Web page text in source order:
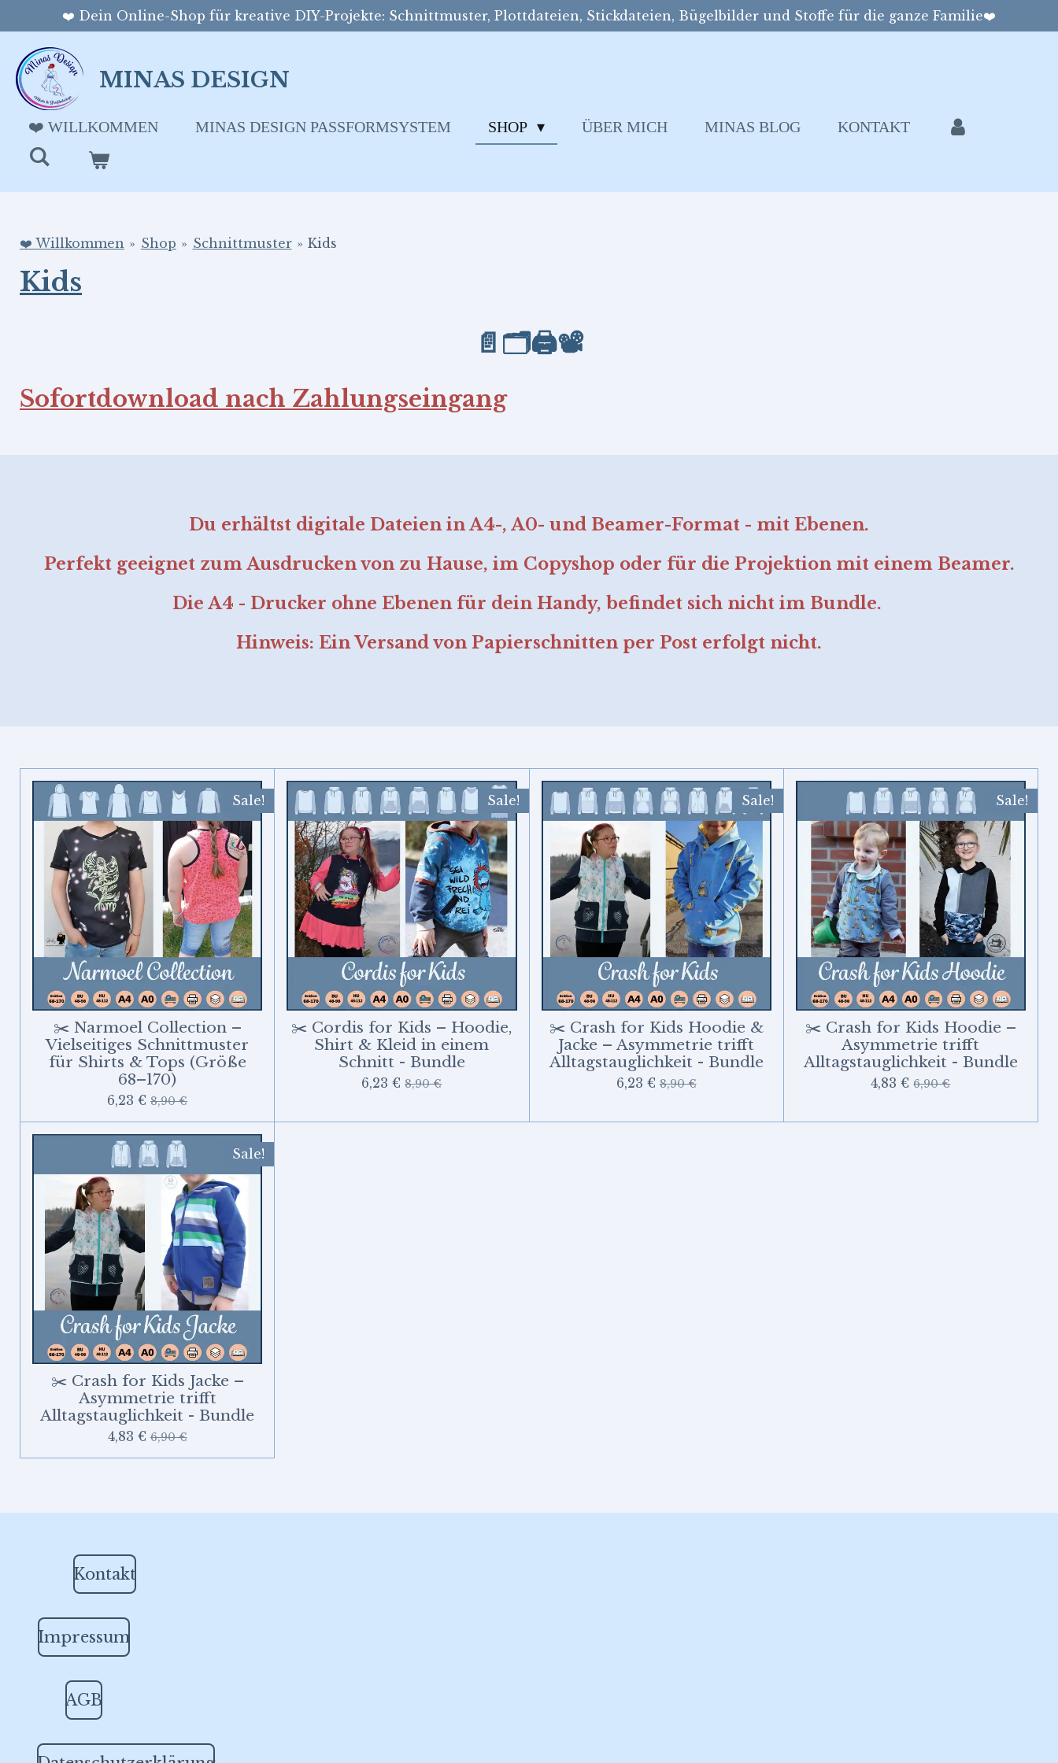
Hauptinhalt
springen
❤️ Dein Online-Shop für kreative DIY-Projekte: Schnittmuster, Plottdateien, Stickdateien, Bügelbilder und Stoffe für die ganze Familie❤️
MINAS DESIGN
❤️ WILLKOMMEN MINAS DESIGN PASSFORMSYSTEM SHOP ÜBER MICH MINAS BLOG KONTAKT
❤️ Willkommen » Shop » Schnittmuster » Kids
Kids
📄🗂️🖨️📽️
Sofortdownload nach Zahlungseingang
Du erhältst digitale Dateien in A4-, A0- und Beamer-Format - mit Ebenen.
Perfekt geeignet zum Ausdrucken von zu Hause, im Copyshop oder für die Projektion mit einem Beamer.
Die A4 - Drucker ohne Ebenen für dein Handy, befindet sich nicht im Bundle.
Hinweis: Ein Versand von Papierschnitten per Post erfolgt nicht.
Sale!
✂️ Narmoel Collection –
Vielseitiges Schnittmuster
für Shirts & Tops (Größe
68–170)
6,23 € 8,90 €
Sale!
✂️ Cordis for Kids – Hoodie,
Shirt & Kleid in einem
Schnitt - Bundle
6,23 € 8,90 €
Sale!
✂️ Crash for Kids Hoodie &
Jacke – Asymmetrie trifft
Alltagstauglichkeit - Bundle
6,23 € 8,90 €
Sale!
✂️ Crash for Kids Hoodie –
Asymmetrie trifft
Alltagstauglichkeit - Bundle
4,83 € 6,90 €
Sale!
✂️ Crash for Kids Jacke –
Asymmetrie trifft
Alltagstauglichkeit - Bundle
4,83 € 6,90 €
Kontakt
Impressum
AGB